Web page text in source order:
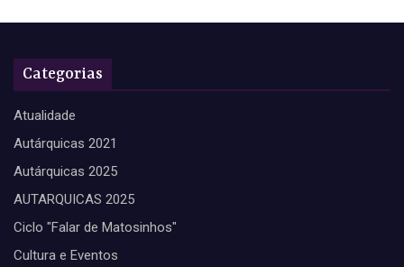
Categorias
Atualidade
Autárquicas 2021
Autárquicas 2025
AUTARQUICAS 2025
Ciclo "Falar de Matosinhos"
Cultura e Eventos